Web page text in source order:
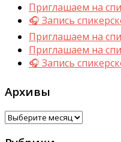
Приглашаем на
🎧 Запись
Приглашаем на
Приглашаем на
🎧 Запись
Архивы
Архивы